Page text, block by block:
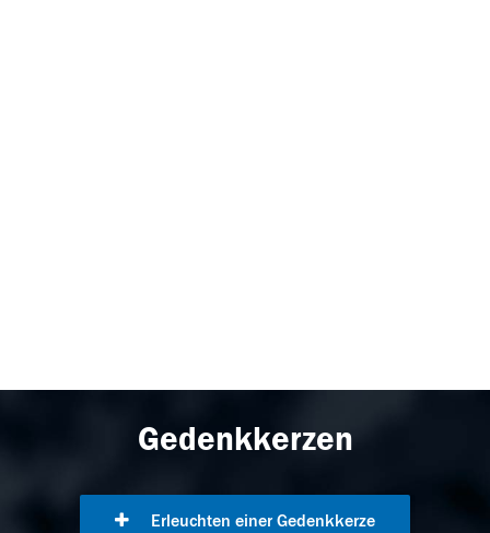
Gedenkkerzen
Erleuchten einer Gedenkkerze